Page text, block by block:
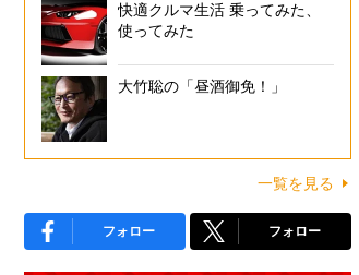
快適クルマ生活 乗ってみた、
使ってみた
大竹聡の「昼酒御免！」
一覧を見る
フォロー フォロー